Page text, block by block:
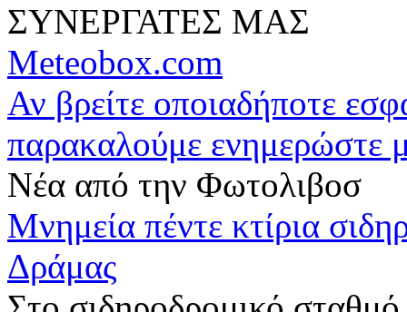
ΣΥΝΕΡΓΑΤΕΣ ΜΑΣ
Meteobox.com
Αν βρείτε οποιαδήποτε
παρακαλούμε ενημερώστε
Νέα από την Φωτολιβοσ
Μνημεία πέντε κτίρια
Δράμας